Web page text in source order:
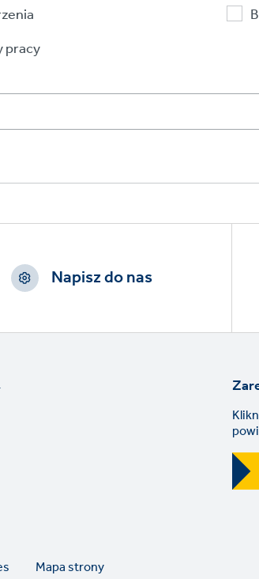
Napisz do nas
Mapa strony